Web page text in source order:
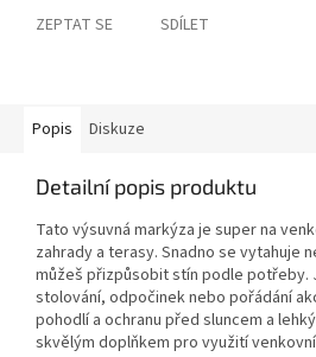
ZEPTAT SE SDÍLET
Popis Diskuze
Detailní popis produktu
Tato výsuvná markýza je super na
zahrady a terasy. Snadno se vytahuje
můžeš přizpůsobit stín podle potřeby.
stolování, odpočinek nebo pořádání
pohodlí a ochranu před sluncem a
skvělým doplňkem pro využití